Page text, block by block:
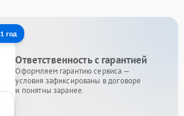
1 год
Ответственность с гарантией
Оформляем гарантию сервиса —
условия зафиксированы в договоре
и понятны заранее.